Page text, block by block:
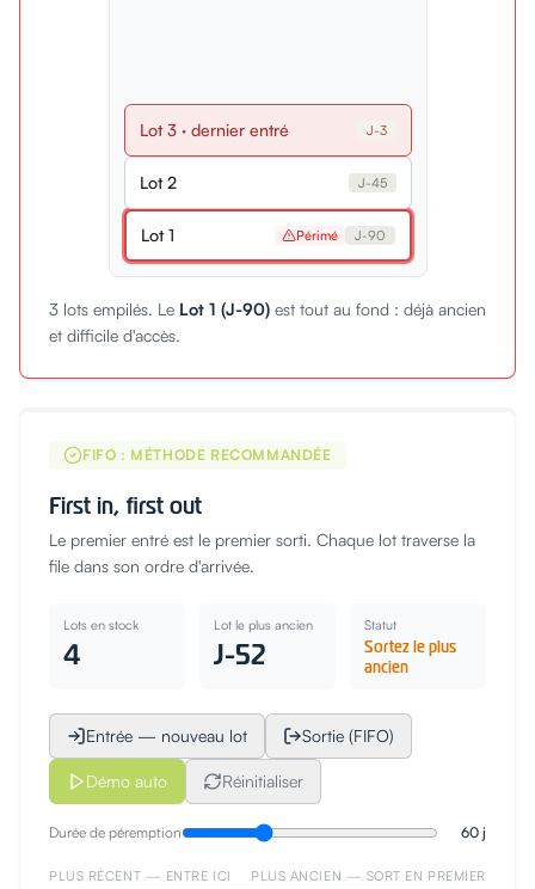
Lot 1 Périmé J-90
Lot 2 J-45
Lot 3· dernier entré J-3
3 lots empilés. Le Lot 1 (J-90) est tout au fond : déjà ancien
et difficile d'accès.
FIFO : MÉTHODE RECOMMANDÉE
First in, first out
Le premier entré est le premier sorti. Chaque lot traverse la
file dans son ordre d'arrivée.
Lots en stock
4
Lot le plus ancien
J-52
Statut
Sortez le plus
ancien
Entrée — nouveau lot Sortie (FIFO)
Démo auto Réinitialiser
Durée de péremption 60 j
PLUS RÉCENT — ENTRE ICI PLUS ANCIEN — SORT EN PREMIER